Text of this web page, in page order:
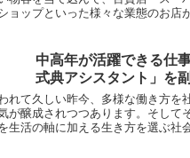
ョップといった様々な業態のお店
中高年が活躍できる仕
式典アシスタント」を
れて久しい昨今、多様な働き方を
が醸成されつつあります。そして
生活の軸に加える生き方を選ぶ社